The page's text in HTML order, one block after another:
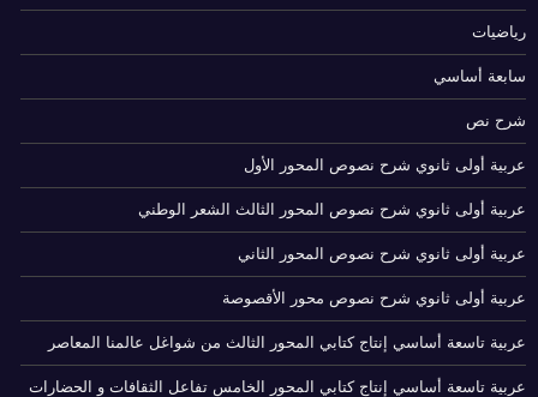
رياضيات
سابعة أساسي
شرح نص
عربية أولى ثانوي شرح نصوص المحور الأول
عربية أولى ثانوي شرح نصوص المحور الثالث الشعر الوطني
عربية أولى ثانوي شرح نصوص المحور الثاني
عربية أولى ثانوي شرح نصوص محور الأقصوصة
عربية تاسعة أساسي إنتاج كتابي المحور الثالث من شواغل عالمنا المعاصر
عربية تاسعة أساسي إنتاج كتابي المحور الخامس تفاعل الثقافات و الحضارات